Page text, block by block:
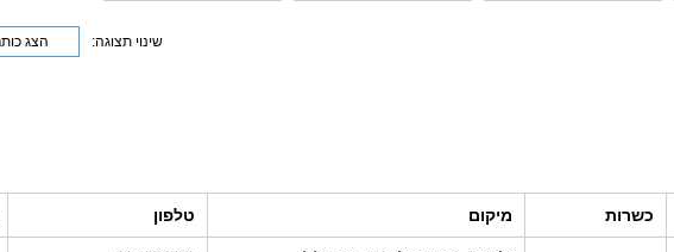
שינוי תצוגה: הצג
כשרות מיקום טלפון